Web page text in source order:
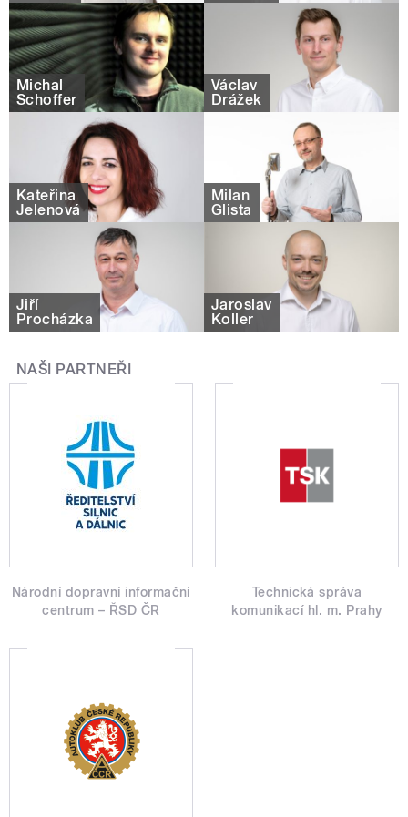
Michal
Schoffer
Václav
Drážek
Kateřina
Jelenová
Milan
Glista
Jiří
Procházka
Jaroslav
Koller
NAŠI PARTNEŘI
Národní dopravní informační
centrum – ŘSD ČR
Technická správa
komunikací hl. m. Prahy